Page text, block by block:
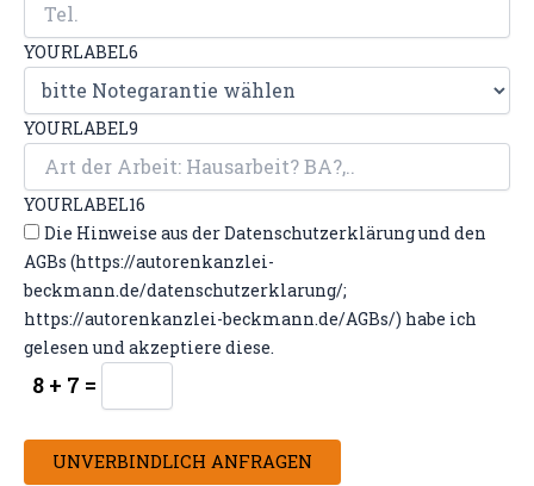
YOURLABEL6
YOURLABEL9
YOURLABEL16
Die Hinweise aus der Datenschutzerklärung und den
AGBs (https://autorenkanzlei-
beckmann.de/datenschutzerklarung/;
https://autorenkanzlei-beckmann.de/AGBs/) habe ich
gelesen und akzeptiere diese.
8 + 7 =
UNVERBINDLICH ANFRAGEN